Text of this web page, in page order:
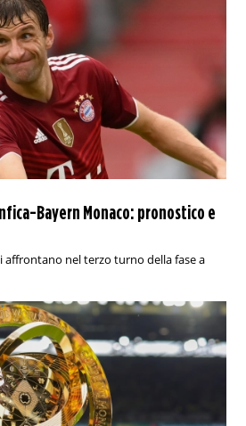
Bayern Monaco: pronostico e
affrontano nel terzo turno della fase a